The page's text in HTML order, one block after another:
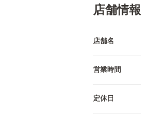
店舗情報
店舗名
営業時間
定休日